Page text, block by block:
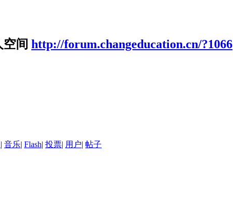
空间 http://forum.changeducation.cn/?1066
| 音乐| Flash| 投票| 用户| 帖子